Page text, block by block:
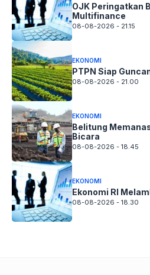
OJK Peringatkan
Multifinance
08-08-2026 - 21.15
EKONOMI
PTPN Siap
08-08-2026 - 21.00
EKONOMI
Belitung
Bicara
08-08-2026 - 18.45
EKONOMI
Ekonomi RI
08-08-2026 - 18.30